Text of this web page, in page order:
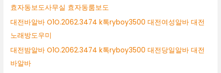
효자동보도사무실 효자동룸보도
대전바알바 O1O.2062.3474 k톡ryboy3500 대전여성알바 대전
노래방도우미
대전밤알바 O1O.2062.3474 k톡ryboy3500 대전당일알바 대전
바알바